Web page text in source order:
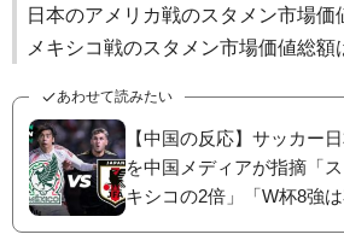
日本のアメリカ戦のスタメン市場価
メキシコ戦のスタメン市場価値総額
あわせて読みたい
【中国の反応】サッカー
を中国メディアが指摘「
キシコの2倍」「W杯8強は